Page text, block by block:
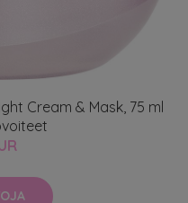
Cream & Mask, 75 ml